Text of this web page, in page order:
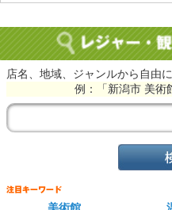
店名、地域、ジャンルから自由
例：「新潟市 美術